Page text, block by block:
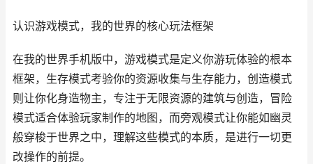
认识游戏模式，我的世界的核心玩法框架
在我的世界手机版中，游戏模式是定义你游玩体验的根本
框架，生存模式考验你的资源收集与生存能力，创造模式
则让你化身造物主，专注于无限资源的建筑与创造，冒险
模式适合体验玩家制作的地图，而旁观模式让你能如幽灵
般穿梭于世界之中，理解这些模式的本质，是进行一切更
改操作的前提。